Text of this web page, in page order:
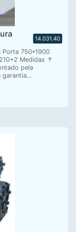
14.031.40
Porta 750*1900
Medidas ↑
pela
garantia…